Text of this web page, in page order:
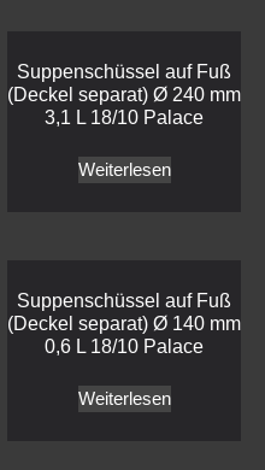
Suppenschüssel auf Fuß
(Deckel separat) Ø 240 mm
3,1 L 18/10 Palace
Weiterlesen
Suppenschüssel auf Fuß
(Deckel separat) Ø 140 mm
0,6 L 18/10 Palace
Weiterlesen